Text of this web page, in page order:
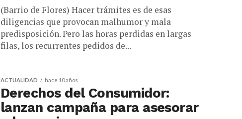
(Barrio de Flores) Hacer trámites es de esas
diligencias que provocan malhumor y mala
predisposición. Pero las horas perdidas en largas
filas, los recurrentes pedidos de...
ACTUALIDAD hace 10 años
Derechos del Consumidor:
lanzan campaña para asesorar